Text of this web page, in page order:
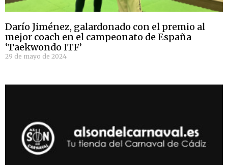
Darío Jiménez, galardonado con el premio al
mejor coach en el campeonato de España
‘Taekwondo ITF’
29 de mayo de 2024